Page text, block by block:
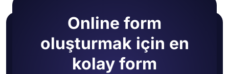
Online form
oluşturmak için en
kolay form